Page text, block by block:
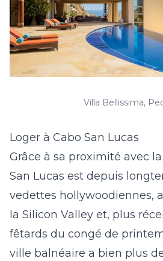
Villa Bellissima,
Loger à Cabo San Lucas
Grâce à sa proximité avec
San Lucas est depuis
vedettes hollywoodiennes,
la Silicon Valley et, plus
fêtards du congé de
ville balnéaire a bien plus